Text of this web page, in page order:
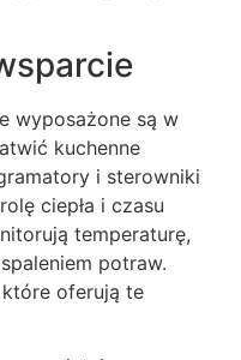
wyposażone są w
kuchenne
i sterowniki
ciepła i czasu
temperaturę,
potraw.
oferują te